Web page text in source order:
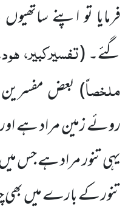
فرمایا تو اپنے
گئے۔ (تفسیرکبیر،
ملخصاً) بعض
روئے زمین مراد ہے
یہی تنور مراد ہے جس
تنور کے بارے میں بھی